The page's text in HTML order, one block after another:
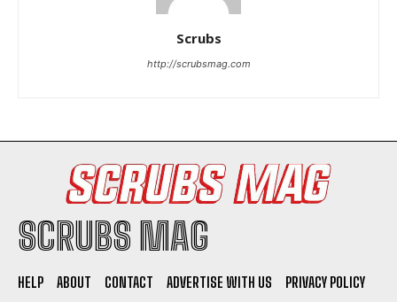
Scrubs
http://scrubsmag.com
SCRUBS MAG
HELP ABOUT CONTACT ADVERTISE WITH US PRIVACY POLICY